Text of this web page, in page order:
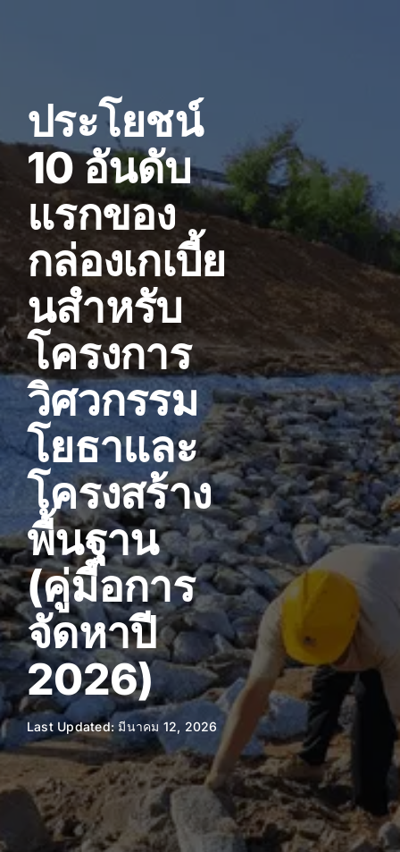
ประโยชน์
10 อันดับ
แรกของ
กล่องเกเบี้ย
นสำหรับ
โครงการ
วิศวกรรม
โยธาและ
โครงสร้าง
พื้นฐาน
(คู่มือการ
จัดหาปี
2026)
Last Updated: มีนาคม 12, 2026